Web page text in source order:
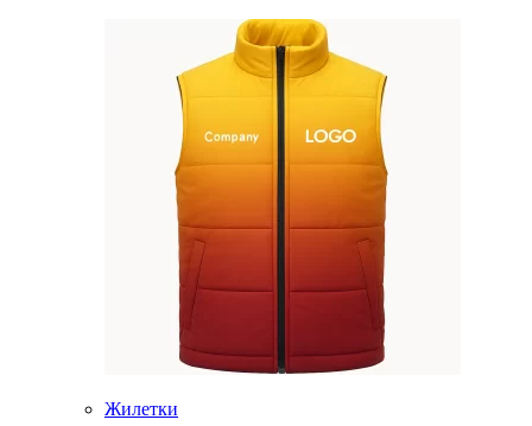
Жилетки